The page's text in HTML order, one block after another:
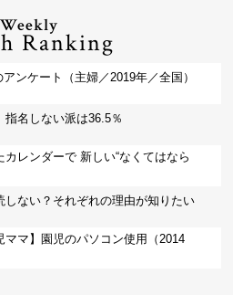
Weekly
Ranking
ンケート（主婦／2019年／全国）
名しない派は36.5％
レンダーで 新しい“なくてはなら
しない？それぞれの理由が知りたい
ママ】園児のパソコン使用（2014